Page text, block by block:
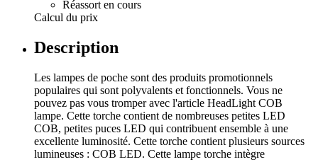
Réassort en cours
Calcul du prix
Description
Les lampes de poche sont des produits promotionnels
populaires qui sont polyvalents et fonctionnels. Vous ne
pouvez pas vous tromper avec l'article HeadLight COB
lampe. Cette torche contient de nombreuses petites LED
COB, petites puces LED qui contribuent ensemble à une
excellente luminosité. Cette torche contient plusieurs sources
lumineuses : COB LED. Cette lampe torche intègre